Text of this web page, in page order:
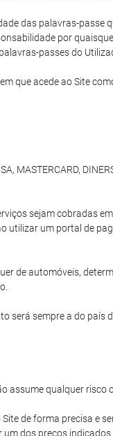
das palavras-passe
por
passes do
que acede ao Site
sejam cobradas
utilizar um portal de
de automóveis,
será sempre a do país
assume qualquer risco
de forma precisa e
dos preços